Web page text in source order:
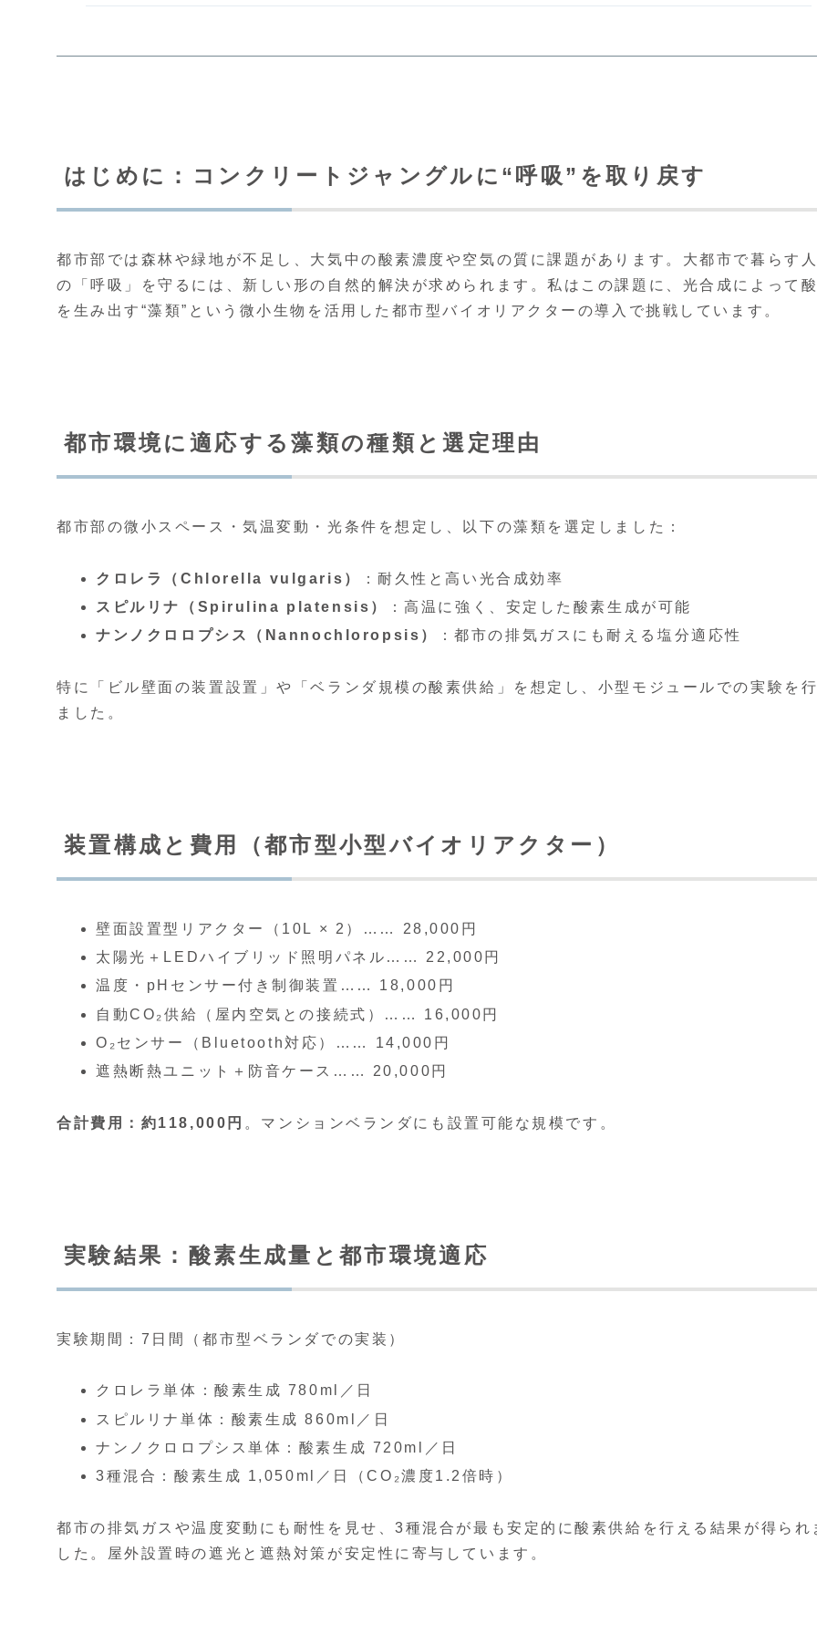
はじめに：コンクリートジャングルに“呼吸”を取り戻す
都市部では森林や緑地が不足し、大気中の酸素濃度や空気の質に課題があります。大都市で暮らす
の「呼吸」を守るには、新しい形の自然的解決が求められます。私はこの課題に、光合成によって
を生み出す“藻類”という微小生物を活用した都市型バイオリアクターの導入で挑戦しています。
都市環境に適応する藻類の種類と選定理由
都市部の微小スペース・気温変動・光条件を想定し、以下の藻類を選定しました：
クロレラ（Chlorella vulgaris）
：耐久性と高い光合成効率
スピルリナ（Spirulina platensis）
：高温に強く、安定した酸素生成が可能
ナンノクロロプシス（Nannochloropsis）
：都市の排気ガスにも耐える塩分適応性
特に「ビル壁面の装置設置」や「ベランダ規模の酸素供給」を想定し、小型モジュールでの実験を
ました。
装置構成と費用（都市型小型バイオリアクター）
壁面設置型リアクター（10L × 2）…… 28,000円
太陽光＋LEDハイブリッド照明パネル…… 22,000円
温度・pHセンサー付き制御装置…… 18,000円
自動CO₂供給（屋内空気との接続式）…… 16,000円
O₂センサー（Bluetooth対応）…… 14,000円
遮熱断熱ユニット＋防音ケース…… 20,000円
合計費用：約118,000円 。マンションベランダにも設置可能な規模です。
実験結果：酸素生成量と都市環境適応
実験期間：7日間（都市型ベランダでの実装）
クロレラ単体：酸素生成 780ml／日
スピルリナ単体：酸素生成 860ml／日
ナンノクロロプシス単体：酸素生成 720ml／日
3種混合：酸素生成 1,050ml／日（CO₂濃度1.2倍時）
都市の排気ガスや温度変動にも耐性を見せ、3種混合が最も安定的に酸素供給を行える結果が得られ
した。屋外設置時の遮光と遮熱対策が安定性に寄与しています。